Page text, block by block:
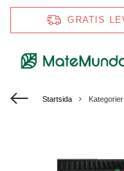
GRATIS
Startsida Kategorier